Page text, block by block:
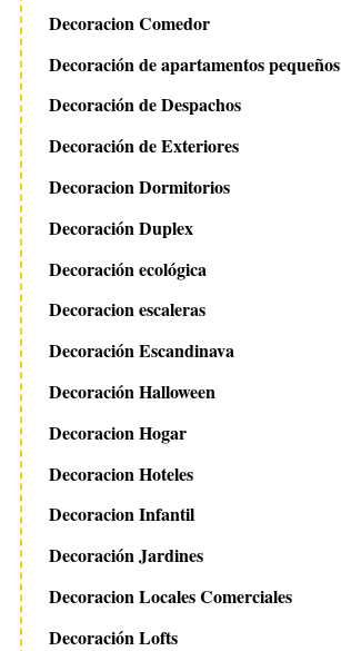
Decoracion Comedor
Decoración de apartamentos pequeños
Decoración de Despachos
Decoración de Exteriores
Decoracion Dormitorios
Decoración Duplex
Decoración ecológica
Decoracion escaleras
Decoración Escandinava
Decoración Halloween
Decoracion Hogar
Decoracion Hoteles
Decoracion Infantil
Decoración Jardines
Decoracion Locales Comerciales
Decoración Lofts